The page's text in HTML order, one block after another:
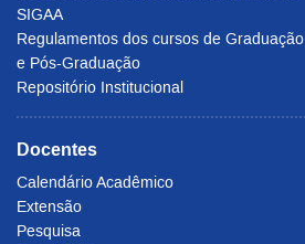
SIGAA
Regulamentos dos cursos de Graduação
e Pós-Graduação
Repositório Institucional
Docentes
Calendário Acadêmico
Extensão
Pesquisa